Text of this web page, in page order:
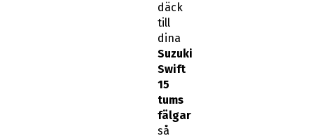
däck
till
dina
Suzuki
Swift
15
tums
fälgar
så